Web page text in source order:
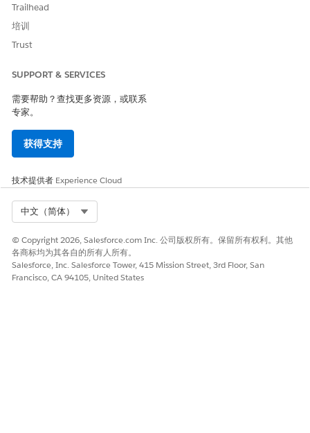
客户社区只读权限集，然后进行所需的更改。
本文章是否解决您的问题？
请与我们共享您的想法，以便我们进行改进！
Trailhead
培训
Trust
SUPPORT & SERVICES
需要帮助？查找更多资源，或联系
专家。
获得支持
技术提供者 Experience Cloud
中文（简体）
© Copyright 2026, Salesforce.com Inc. 公司版权所有。保留所有权利。其他
各商标均为其各自的所有人所有。
Salesforce, Inc. Salesforce Tower, 415 Mission Street, 3rd Floor, San
Francisco, CA 94105, United States